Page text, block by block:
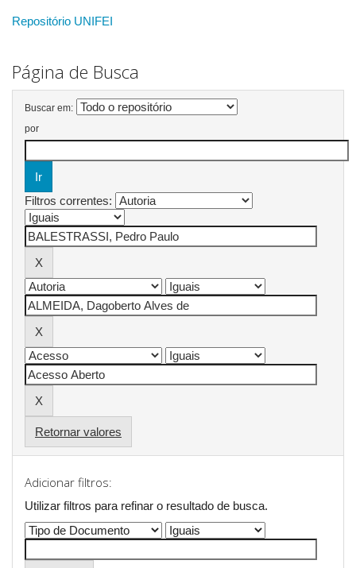
Repositório UNIFEI
Página de Busca
Buscar em:
por
Filtros correntes:
Retornar valores
Adicionar filtros:
Utilizar filtros para refinar o resultado de busca.